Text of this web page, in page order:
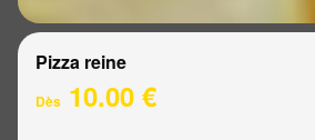
Pizza reine
Dès 10.00 €